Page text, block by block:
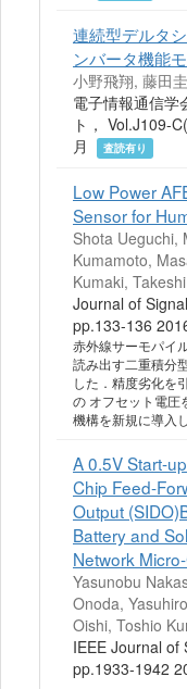
連続型デルタ
ンバータ機能
小野飛翔, 藤田
電子情報通信学
ト， Vol.J109-
月
査読有り
Low Power
Sensor for
Shota Ueguchi,
Kumamoto,
Kumaki,
Journal of
pp.133-136
赤外線サーモパイ
読み出す二重積分
した．精度劣化を
の オフセット電圧
機構を新規に導入
A 0.5V Start-
Chip Feed-
Output
Battery and
Network
Yasunobu
Onoda,
Oishi, Toshio
IEEE Journal of
pp.1933-1942